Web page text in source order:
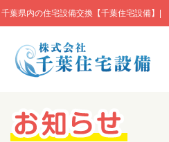
千葉県内の住宅設備交換【千葉住宅設備】
キャンペーン一覧